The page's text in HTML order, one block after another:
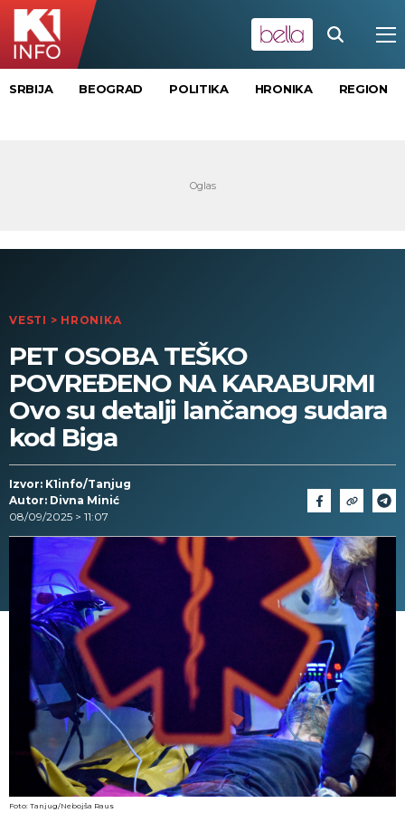
SRBIJA BEOGRAD POLITIKA HRONIKA REGION
VESTI > HRONIKA
PET OSOBA TEŠKO
POVREĐENO NA KARABURMI
Ovo su detalji lančanog sudara
kod Biga
Izvor: K1info/Tanjug
Autor: Divna Minić
08/09/2025 > 11:07
Foto: Tanjug/Nebojša Raus